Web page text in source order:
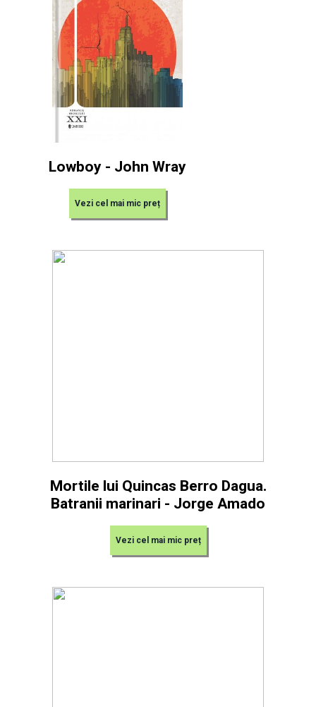
Lowboy - John Wray
Vezi cel mai mic preț
Mortile lui Quincas Berro Dagua.
Batranii marinari - Jorge Amado
Vezi cel mai mic preț